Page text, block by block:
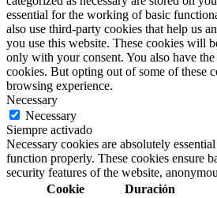
essential for the working of basic
also use third-party cookies that help us
you use this website. These cookies will
only with your consent. You also have
cookies. But opting out of some of these
browsing experience.
Necessary
Necessary
Siempre activado
Necessary cookies are absolutely
function properly. These cookies ensure
security features of the website,
Cookie
Duración